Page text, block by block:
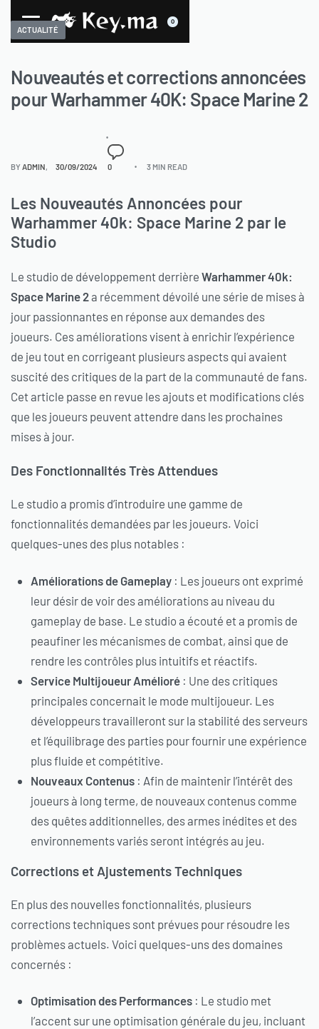
0
ACTUALITÉ
Nouveautés et corrections annoncées
pour Warhammer 40K: Space Marine 2
BYADMIN 30/09/2024 0 3 MIN READ
Les Nouveautés Annoncées pour
Warhammer 40k: Space Marine 2 par le
Studio
Le studio de développement derrière Warhammer 40k:
Space Marine 2a récemment dévoilé une série de mises à
jour passionnantes en réponse aux demandes des
joueurs. Ces améliorations visent à enrichir l’expérience
de jeu tout en corrigeant plusieurs aspects qui avaient
suscité des critiques de la part de la communauté de fans.
Cet article passe en revue les ajouts et modifications clés
que les joueurs peuvent attendre dans les prochaines
mises à jour.
Des Fonctionnalités Très Attendues
Le studio a promis d’introduire une gamme de
fonctionnalités demandées par les joueurs. Voici
quelques-unes des plus notables :
Améliorations de Gameplay : Les joueurs ont exprimé
leur désir de voir des améliorations au niveau du
gameplay de base. Le studio a écouté et a promis de
peaufiner les mécanismes de combat, ainsi que de
rendre les contrôles plus intuitifs et réactifs.
Service Multijoueur Amélioré : Une des critiques
principales concernait le mode multijoueur. Les
développeurs travailleront sur la stabilité des serveurs
et l’équilibrage des parties pour fournir une expérience
plus fluide et compétitive.
Nouveaux Contenus : Afin de maintenir l’intérêt des
joueurs à long terme, de nouveaux contenus comme
des quêtes additionnelles, des armes inédites et des
environnements variés seront intégrés au jeu.
Corrections et Ajustements Techniques
En plus des nouvelles fonctionnalités, plusieurs
corrections techniques sont prévues pour résoudre les
problèmes actuels. Voici quelques-uns des domaines
concernés :
Optimisation des Performances : Le studio met
l’accent sur une optimisation générale du jeu, incluant